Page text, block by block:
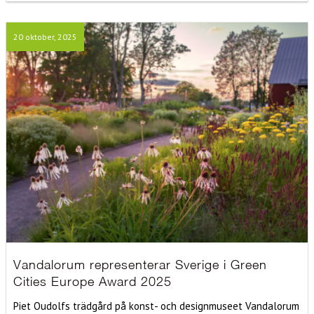
20 oktober, 2025
Vandalorum representerar Sverige i Green
Cities Europe Award 2025
Piet Oudolfs trädgård på konst- och designmuseet Vandalorum